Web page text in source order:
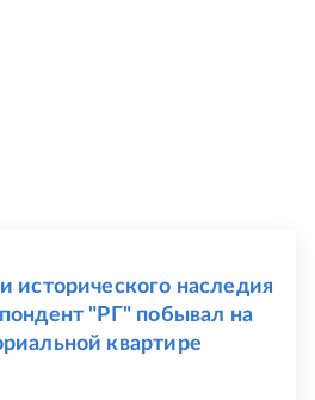
исторического наследия
"РГ" побывал на
квартире